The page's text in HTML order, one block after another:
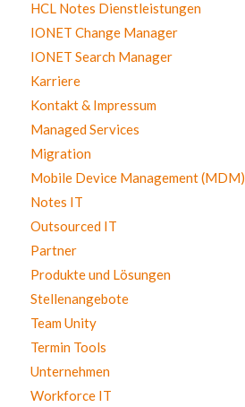
HCL Notes Dienstleistungen
IONET Change Manager
IONET Search Manager
Karriere
Kontakt & Impressum
Managed Services
Migration
Mobile Device Management (MDM)
Notes IT
Outsourced IT
Partner
Produkte und Lösungen
Stellenangebote
Team Unity
Termin Tools
Unternehmen
Workforce IT